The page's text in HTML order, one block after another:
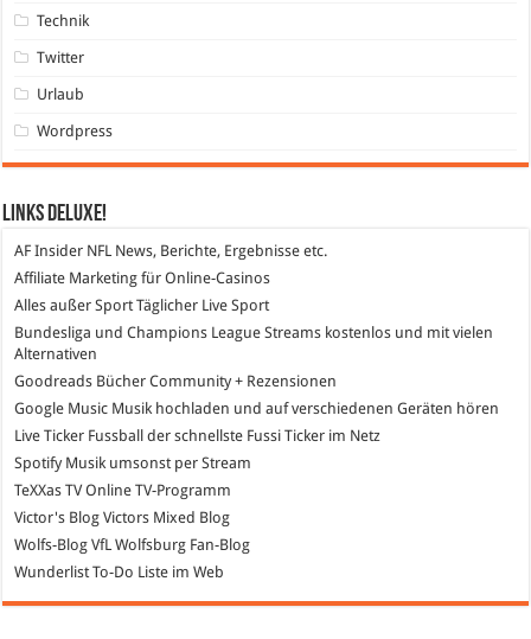
Technik
Twitter
Urlaub
Wordpress
Links DeLuXe!
AF Insider NFL News, Berichte, Ergebnisse etc.
Affiliate Marketing für Online-Casinos
Alles außer Sport Täglicher Live Sport
Bundesliga und Champions League Streams kostenlos und mit vielen
Alternativen
Goodreads Bücher Community + Rezensionen
Google Music Musik hochladen und auf verschiedenen Geräten hören
Live Ticker Fussball der schnellste Fussi Ticker im Netz
SpotifyMusik umsonst per Stream
TeXXas TVOnline TV-Programm
Victor's Blog Victors Mixed Blog
Wolfs-Blog VfL Wolfsburg Fan-Blog
Wunderlist To-Do Liste im Web